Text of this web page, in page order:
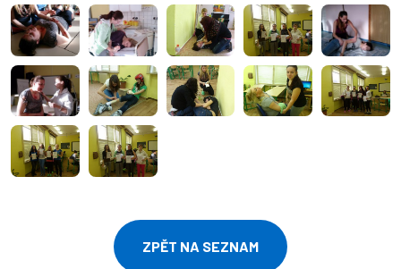
ZPĚT NA SEZNAM